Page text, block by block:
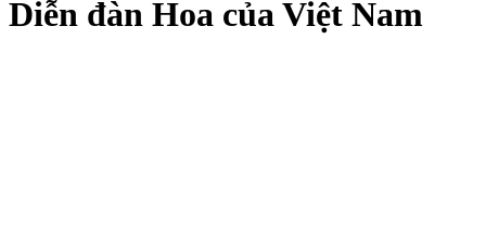
Diễn đàn Hoa của Việt Nam